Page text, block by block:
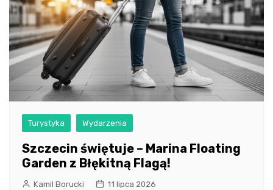
Turystyka Wydarzenia
Szczecin świętuje – Marina Floating
Garden z Błękitną Flagą!
Kamil Borucki 11 lipca 2026